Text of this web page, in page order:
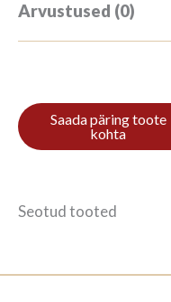
Arvustused (0)
Ole esimene,
Seotud tooted